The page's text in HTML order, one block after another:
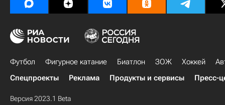
Футбол Фигурное катание Биатлон ЗОЖ Хоккей
Спецпроекты
Реклама Продукты и сервисы Пресс-
Версия 2023.1 Beta